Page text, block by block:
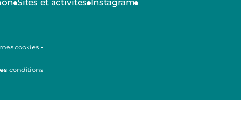
Sites et activités Instagram
cookies -
conditions